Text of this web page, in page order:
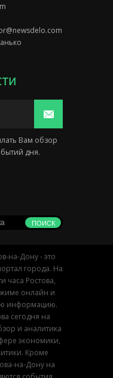
Вам обзор
дня.
на-Дону - это
города. На
часа Ростова,
онлайн и
информацию.
сегодня на
и аналитика
экономики,
Кроме
на-Дону на